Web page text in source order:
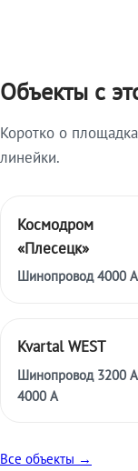
Объекты с
Коротко о
линейки.
Космодром
«Плесецк»
Шинопровод 4000 А
Kvartal WEST
Шинопровод 3200
4000 А
Все объекты →